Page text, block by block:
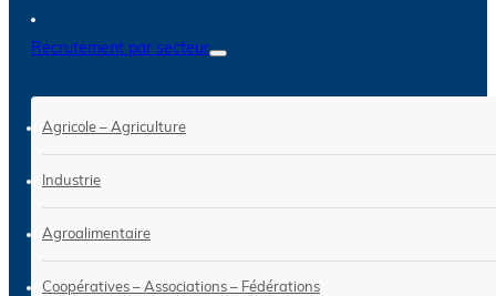
Recrutement par secteur
Agricole – Agriculture
Industrie
Agroalimentaire
Coopératives – Associations – Fédérations